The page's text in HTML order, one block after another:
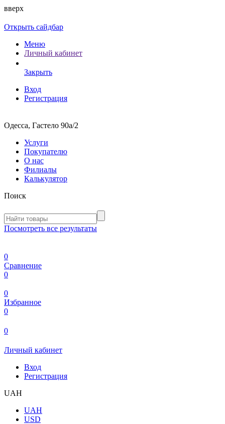
вверх
Открыть сайдбар
Меню
Личный кабинет
Закрыть
Вход
Регистрация
Одесса, Гастело 90а/2
Услуги
Покупателю
О нас
Филиалы
Калькулятор
Поиск
Посмотреть все результаты
0
Сравнение
0
0
Избранное
0
0
Личный кабинет
Вход
Регистрация
UAH
UAH
USD